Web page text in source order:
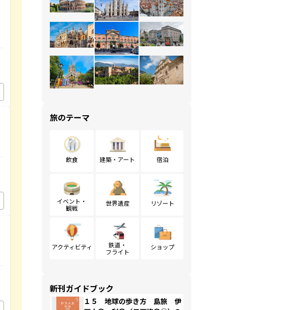
旅のテーマ
飲食 建築・アート 宿泊
イベント・
観戦
世界遺産 リゾート
アクティビティ
鉄道・
フライト
ショップ
新刊ガイドブック
１５ 地球の歩き方 島旅 伊